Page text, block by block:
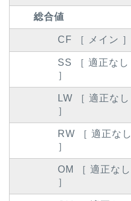
総合値
CF ［ メイン ］
SS ［ 適正なし
］
LW ［ 適正なし
］
RW ［ 適正なし
］
OM ［ 適正なし
］